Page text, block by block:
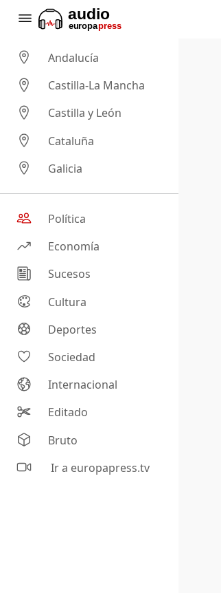
Andalucía
Castilla-La Mancha
Castilla y León
Cataluña
Galicia
Política
Economía
Sucesos
Cultura
Deportes
Sociedad
Internacional
Editado
Bruto
Ir a europapress.tv